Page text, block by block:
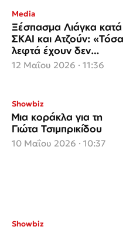
Media
Ξέσπασμα Λιάγκα κατά
ΣΚΑΙ και Ατζούν: «Τόσα
λεφτά έχουν δεν
σκέφτηκαν να στείλουν
12 Μαΐου 2026 · 11:36
Showbiz
Μια κοράκλα για τη
Γιώτα Τσιμπρικίδου
10 Μαΐου 2026 · 10:37
Showbiz